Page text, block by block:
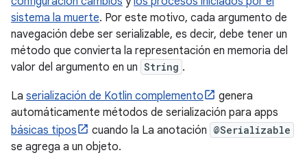
sistema la muerte. Por este motivo, cada argumento de
navegación debe ser serializable, es decir, debe tener un
método que convierta la representación en memoria del
valor del argumento en un String .
La serialización de Kotlin complemento
genera
automáticamente métodos de serialización para apps
básicas tipos
cuando la La anotación @Serializable
se agrega a un objeto.